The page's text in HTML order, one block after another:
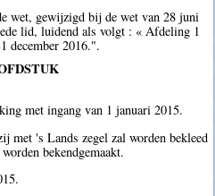
wet, gewijzigd bij de wet van 28 juni
lid, luidend als volgt : « Afdeling 1
december 2016.".
met ingang van 1 januari 2015.
met 's Lands zegel zal worden bekleed
bekendgemaakt.